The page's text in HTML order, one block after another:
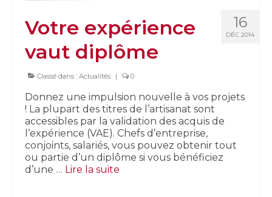
16
DÉC 2014
Votre expérience
vaut diplôme
Classé dans : Actualités | 0
Donnez une impulsion nouvelle à vos projets
! La plupart des titres de l’artisanat sont
accessibles par la validation des acquis de
l’expérience (VAE). Chefs d’entreprise,
conjoints, salariés, vous pouvez obtenir tout
ou partie d’un diplôme si vous bénéficiez
d’une … Lire la suite­­